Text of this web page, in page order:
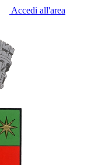
Accedi all'area